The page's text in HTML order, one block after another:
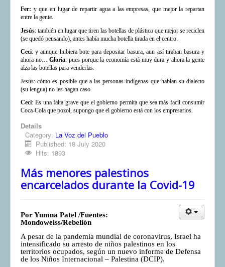
Fer: y que en lugar de repartir agua a las empresas, que mejor la repartan
entre la gente.
Jesús: también en lugar que tiren las botellas de plástico que mejor se reciclen
(se quedó pensando), antes había mucha botella tirada en el centro.
Ceci: y aunque hubiera bote para depositar basura, aun así tiraban basura y
ahora no…Gloria: pues porque la economía está muy dura y ahora la gente
alza las botellas para venderlas.
Jesús: cómo es posible que a las personas indígenas que hablan su dialecto
(su lengua) no les hagan caso.
Ceci: Es una falta grave que el gobierno permita que sea más facil consumir
Coca-Cola que pozol, supongo que el gobierno está con los empresarios.
Details
Category: La Voz del Pueblo
Published: 18 July 2020
Hits: 1893
Más menores palestinos
encarcelados durante la Covid-19
Por Yumna Patel /Fuentes:
Mondoweiss/Rebelión
A pesar de la pandemia mundial de coronavirus, Israel ha
intensificado su arresto de niños palestinos en los
territorios ocupados, según un nuevo informe de Defensa
de los Niños Internacional – Palestina (DCIP).